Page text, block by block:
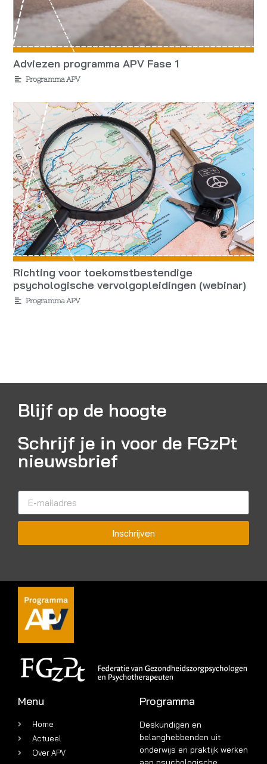
Adviezen programma APV Fase 1
Programma APV
Richting voor toekomstbestendige
psychologische vervolgopleidingen (webinar)
Programma APV
Blijf op de hoogte
Schrijf je in voor de FGzPt
nieuwsbrief
Inschrijven
Menu
Home
Actueel
Over APV
Programma
Deskundigen en
belanghebbenden uit
onderwijs en praktijk werken